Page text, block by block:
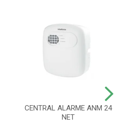
CENTRAL ALARME ANM 24
NET